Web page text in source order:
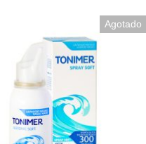
Agotado